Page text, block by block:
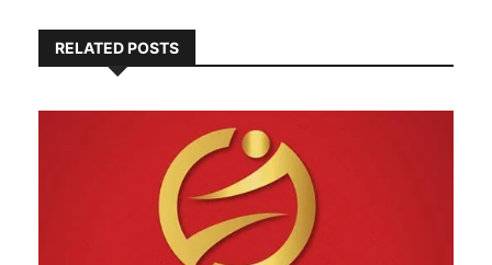
RELATED POSTS